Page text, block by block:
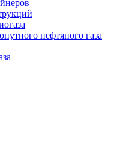
нефтяного газа